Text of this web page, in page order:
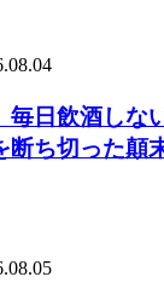
毎日飲酒しな
断ち切った顛